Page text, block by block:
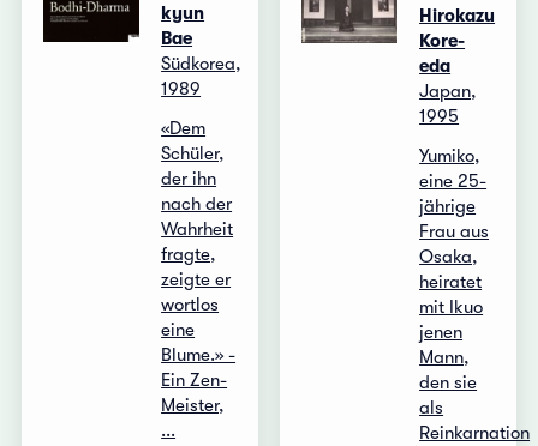
kyun
Bae
Südkorea,
1989
«Dem
Schüler,
der ihn
nach der
Wahrheit
fragte,
zeigte er
wortlos
eine
Blume.» -
Ein Zen-
Meister,
...
Hirokazu
Kore-
eda
Japan,
1995
Yumiko,
eine 25-
jährige
Frau aus
Osaka,
heiratet
mit Ikuo
jenen
Mann,
den sie
als
Reinkarnation